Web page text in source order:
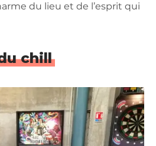
du lieu et de l’esprit qui
chill